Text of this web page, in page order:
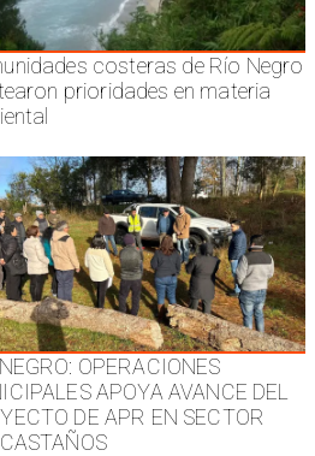
costeras de Río Negro
prioridades en materia
OPERACIONES
APOYA AVANCE DEL
DE APR EN SECTOR